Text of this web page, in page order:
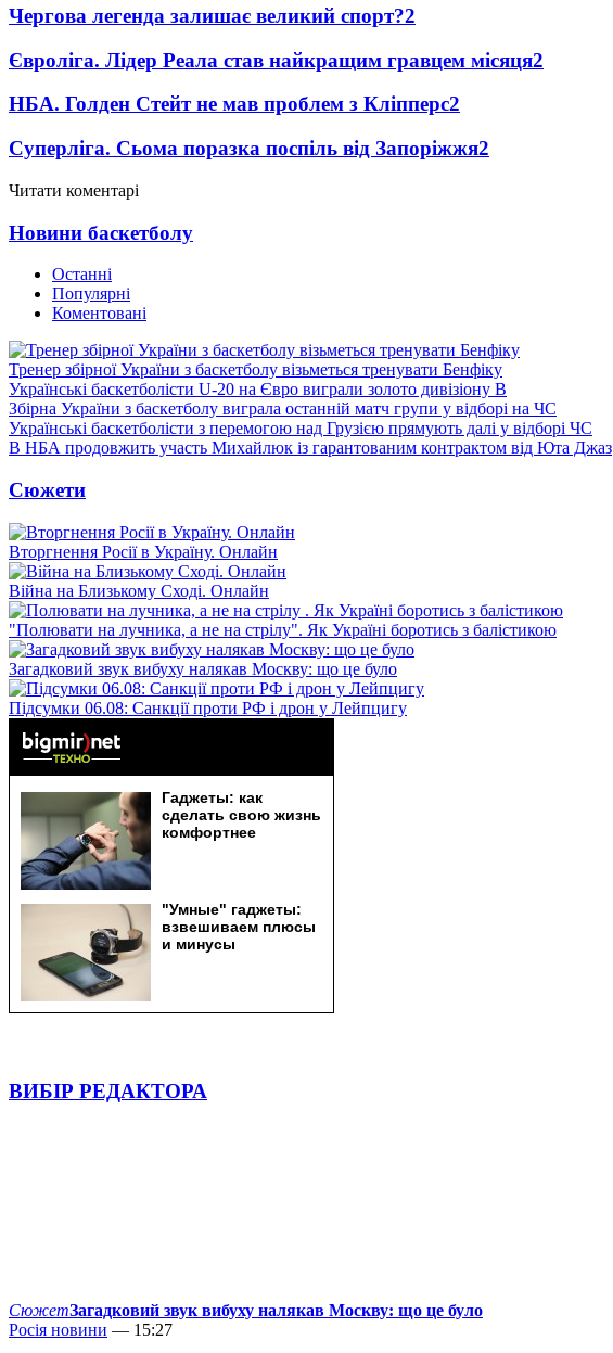
Чергова легенда залишає великий спорт?2
Євроліга. Лідер Реала став найкращим гравцем місяця2
НБА. Голден Стейт не мав проблем з Кліпперс2
Суперліга. Сьома поразка поспіль від Запоріжжя2
Читати коментарі
Новини баскетболу
Останні
Популярні
Коментовані
Тренер збірної України з баскетболу візьметься тренувати Бенфіку
Українські баскетболісти U-20 на Євро виграли золото дивізіону В
Збірна України з баскетболу виграла останній матч групи у відборі на ЧС
Українські баскетболісти з перемогою над Грузією прямують далі у відборі ЧС
В НБА продовжить участь Михайлюк із гарантованим контрактом від Юта Джаз
Сюжети
Вторгнення Росії в Україну. Онлайн
Війна на Близькому Сході. Онлайн
"Полювати на лучника, а не на стрілу". Як Україні боротись з балістикою
Загадковий звук вибуху налякав Москву: що це було
Підсумки 06.08: Санкції проти РФ і дрон у Лейпцигу
ВИБІР РЕДАКТОРА
СюжетЗагадковий звук вибуху налякав Москву: що це було
Росія новини — 15:27